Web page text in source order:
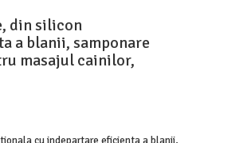
din silicon
a blanii, samponare
masajul cainilor,
cu indepartare eficienta a blanii,